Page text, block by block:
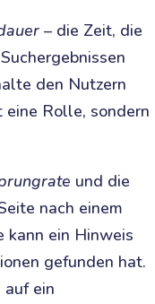
– die Zeit, die
den Nutzern
Rolle, sondern
und die
nach einem
kann ein Hinweis
gefunden hat.
ein